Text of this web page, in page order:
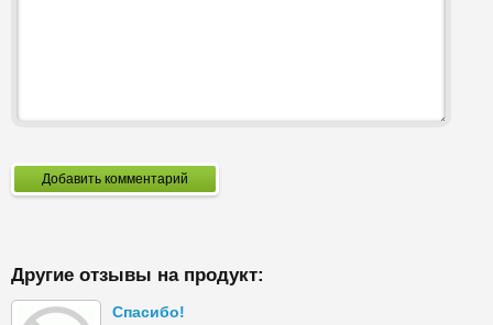
Добавить комментарий
Другие отзывы на продукт:
Спасибо!